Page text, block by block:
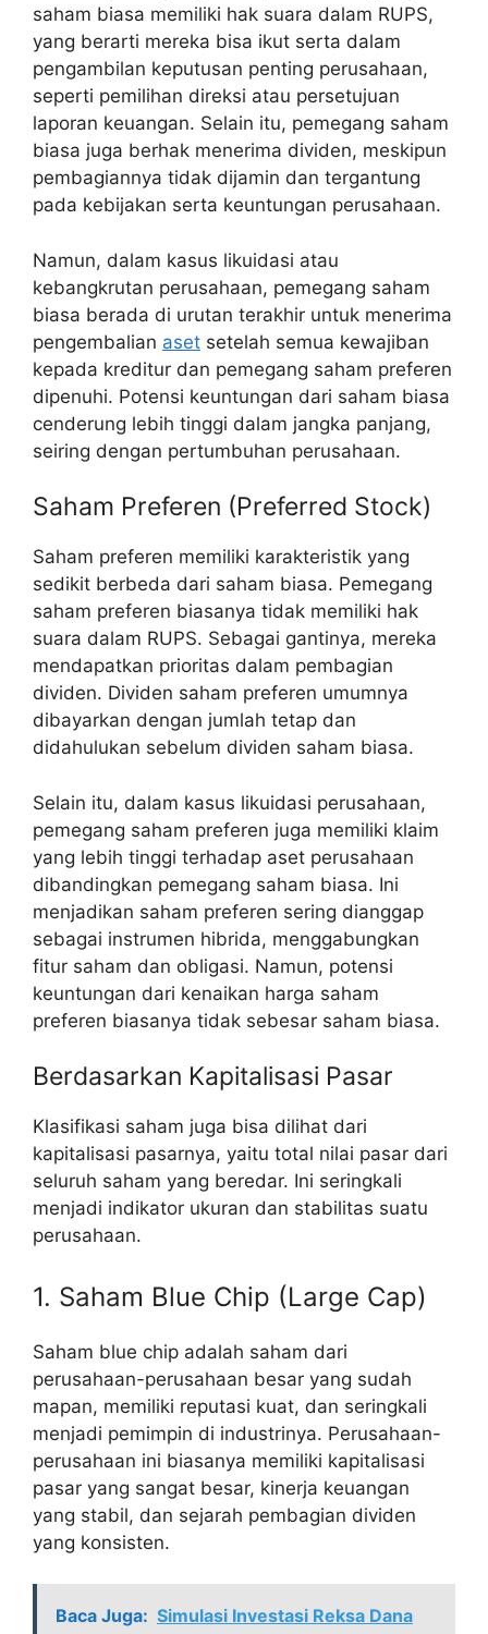
saham biasa memiliki hak suara dalam RUPS,
yang berarti mereka bisa ikut serta dalam
pengambilan keputusan penting perusahaan,
seperti pemilihan direksi atau persetujuan
laporan keuangan. Selain itu, pemegang saham
biasa juga berhak menerima dividen, meskipun
pembagiannya tidak dijamin dan tergantung
pada kebijakan serta keuntungan perusahaan.
Namun, dalam kasus likuidasi atau
kebangkrutan perusahaan, pemegang saham
biasa berada di urutan terakhir untuk menerima
pengembalian aset setelah semua kewajiban
kepada kreditur dan pemegang saham preferen
dipenuhi. Potensi keuntungan dari saham biasa
cenderung lebih tinggi dalam jangka panjang,
seiring dengan pertumbuhan perusahaan.
Saham Preferen (Preferred Stock)
Saham preferen memiliki karakteristik yang
sedikit berbeda dari saham biasa. Pemegang
saham preferen biasanya tidak memiliki hak
suara dalam RUPS. Sebagai gantinya, mereka
mendapatkan prioritas dalam pembagian
dividen. Dividen saham preferen umumnya
dibayarkan dengan jumlah tetap dan
didahulukan sebelum dividen saham biasa.
Selain itu, dalam kasus likuidasi perusahaan,
pemegang saham preferen juga memiliki klaim
yang lebih tinggi terhadap aset perusahaan
dibandingkan pemegang saham biasa. Ini
menjadikan saham preferen sering dianggap
sebagai instrumen hibrida, menggabungkan
fitur saham dan obligasi. Namun, potensi
keuntungan dari kenaikan harga saham
preferen biasanya tidak sebesar saham biasa.
Berdasarkan Kapitalisasi Pasar
Klasifikasi saham juga bisa dilihat dari
kapitalisasi pasarnya, yaitu total nilai pasar dari
seluruh saham yang beredar. Ini seringkali
menjadi indikator ukuran dan stabilitas suatu
perusahaan.
1. Saham Blue Chip (Large Cap)
Saham blue chip adalah saham dari
perusahaan-perusahaan besar yang sudah
mapan, memiliki reputasi kuat, dan seringkali
menjadi pemimpin di industrinya. Perusahaan-
perusahaan ini biasanya memiliki kapitalisasi
pasar yang sangat besar, kinerja keuangan
yang stabil, dan sejarah pembagian dividen
yang konsisten.
Baca Juga: Simulasi Investasi Reksa Dana